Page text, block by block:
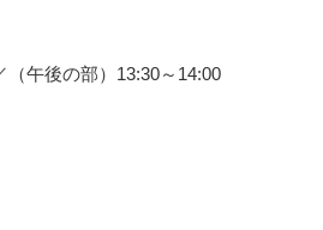
後の部）13:30～14:00